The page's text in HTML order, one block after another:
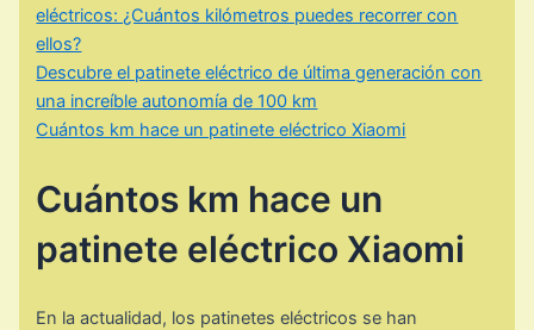
eléctricos: ¿Cuántos kilómetros puedes recorrer con
ellos?
Descubre el patinete eléctrico de última generación con
una increíble autonomía de 100 km
Cuántos km hace un patinete eléctrico Xiaomi
Cuántos km hace un
patinete eléctrico Xiaomi
En la actualidad, los patinetes eléctricos se han